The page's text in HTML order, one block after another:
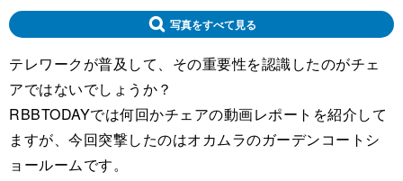
写真をすべて見る
テレワークが普及して、その重要性を認識したのがチェ
アではないでしょうか？
RBBTODAYでは何回かチェアの動画レポートを紹介して
ますが、今回突撃したのはオカムラのガーデンコートシ
ョールームです。